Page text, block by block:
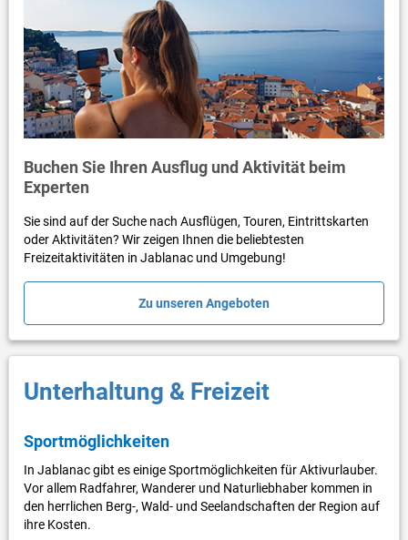
Buchen Sie Ihren Ausflug und Aktivität beim
Experten
Sie sind auf der Suche nach Ausflügen, Touren, Eintrittskarten
oder Aktivitäten? Wir zeigen Ihnen die beliebtesten
Freizeitaktivitäten in Jablanac und Umgebung!
Zu unseren Angeboten
Unterhaltung & Freizeit
Sportmöglichkeiten
In Jablanac gibt es einige Sportmöglichkeiten für Aktivurlauber.
Vor allem Radfahrer, Wanderer und Naturliebhaber kommen in
den herrlichen Berg-, Wald- und Seelandschaften der Region auf
ihre Kosten.